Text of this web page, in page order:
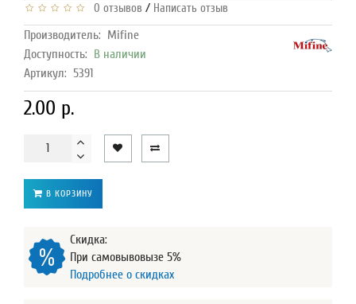
0 отзывов / Написать отзыв
Производитель: Mifine
Доступность: В наличии
Артикул: 5391
2.00 р.
В КОРЗИНУ
Скидка:
При самовывовызе 5%
Подробнее о скидках